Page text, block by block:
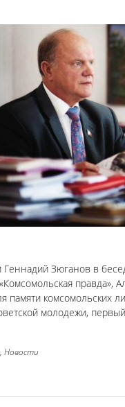
Зюганов в
комсомольских
молодежи,
Новости